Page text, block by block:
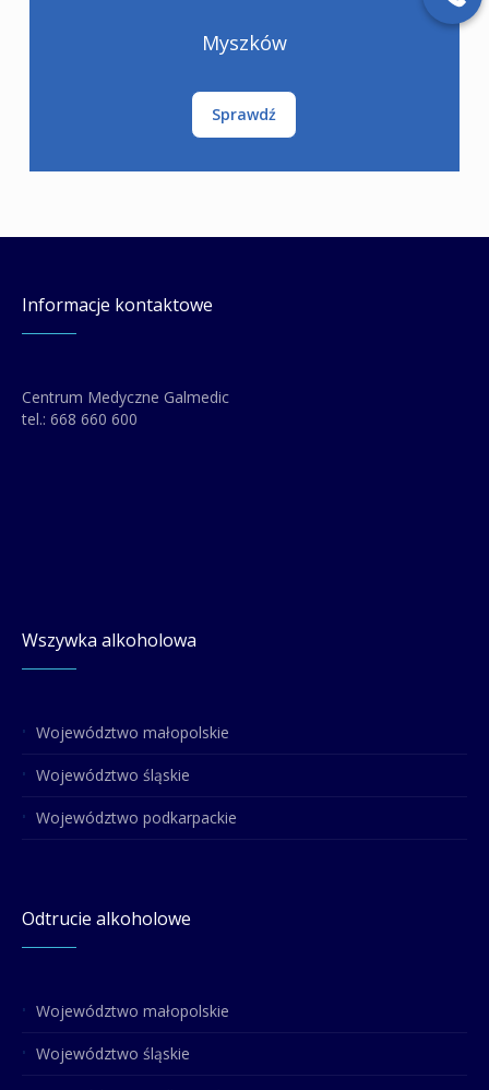
Myszków
Sprawdź
Informacje kontaktowe
Centrum Medyczne Galmedic
tel.:668 660 600
Wszywka alkoholowa
Województwo małopolskie
Województwo śląskie
Województwo podkarpackie
Odtrucie alkoholowe
Województwo małopolskie
Województwo śląskie